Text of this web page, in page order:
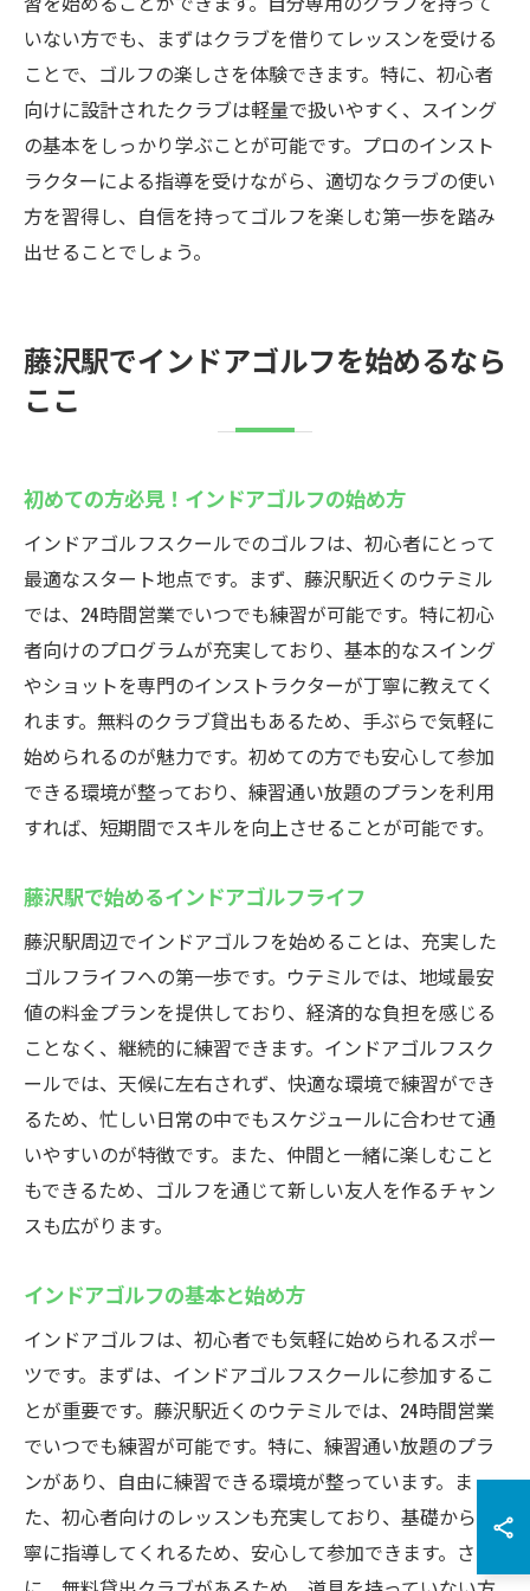
いない方でも、まずはクラブを借りてレッスンを受ける
ことで、ゴルフの楽しさを体験できます。特に、初心者
向けに設計されたクラブは軽量で扱いやすく、スイング
の基本をしっかり学ぶことが可能です。プロのインスト
ラクターによる指導を受けながら、適切なクラブの使い
方を習得し、自信を持ってゴルフを楽しむ第一歩を踏み
出せることでしょう。
藤沢駅でインドアゴルフを始めるなら
ここ
初めての方必見！インドアゴルフの始め方
インドアゴルフスクールでのゴルフは、初心者にとって
最適なスタート地点です。まず、藤沢駅近くのウテミル
では、24時間営業でいつでも練習が可能です。特に初心
者向けのプログラムが充実しており、基本的なスイング
やショットを専門のインストラクターが丁寧に教えてく
れます。無料のクラブ貸出もあるため、手ぶらで気軽に
始められるのが魅力です。初めての方でも安心して参加
できる環境が整っており、練習通い放題のプランを利用
すれば、短期間でスキルを向上させることが可能です。
藤沢駅で始めるインドアゴルフライフ
藤沢駅周辺でインドアゴルフを始めることは、充実した
ゴルフライフへの第一歩です。ウテミルでは、地域最安
値の料金プランを提供しており、経済的な負担を感じる
ことなく、継続的に練習できます。インドアゴルフスク
ールでは、天候に左右されず、快適な環境で練習ができ
るため、忙しい日常の中でもスケジュールに合わせて通
いやすいのが特徴です。また、仲間と一緒に楽しむこと
もできるため、ゴルフを通じて新しい友人を作るチャン
スも広がります。
インドアゴルフの基本と始め方
インドアゴルフは、初心者でも気軽に始められるスポー
ツです。まずは、インドアゴルフスクールに参加するこ
とが重要です。藤沢駅近くのウテミルでは、24時間営業
でいつでも練習が可能です。特に、練習通い放題のプラ
ンがあり、自由に練習できる環境が整っています。ま
た、初心者向けのレッスンも充実しており、基礎から丁
寧に指導してくれるため、安心して参加できます。さら